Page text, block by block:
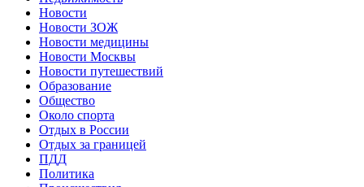
Новости
Новости ЗОЖ
Новости медицины
Новости Москвы
Новости путешествий
Образование
Общество
Около спорта
Отдых в России
Отдых за границей
ПДД
Политика